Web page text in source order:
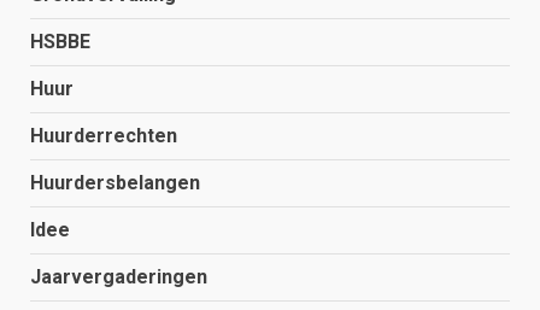
HSBBE
Huur
Huurderrechten
Huurdersbelangen
Idee
Jaarvergaderingen